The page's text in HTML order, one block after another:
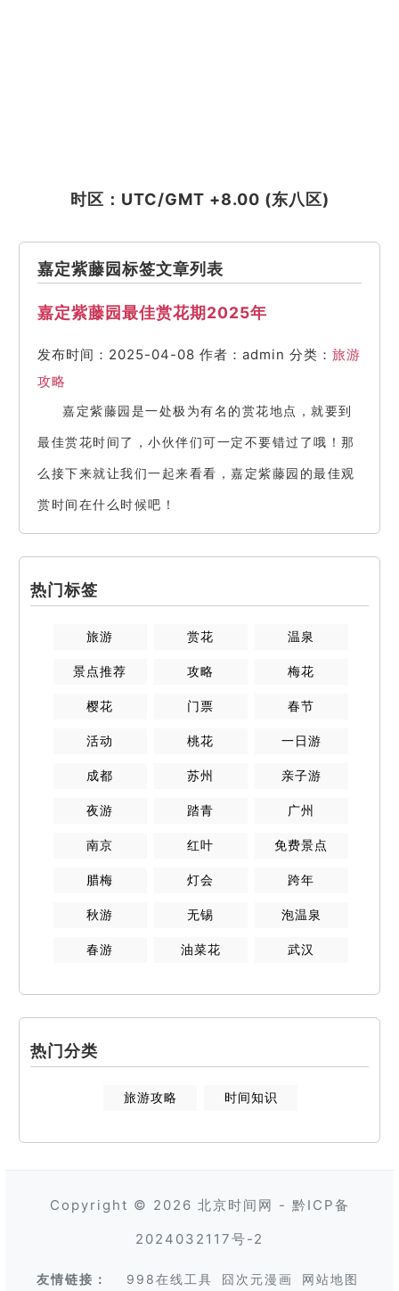
时区：UTC/GMT +8.00 (东八区)
嘉定紫藤园标签文章列表
嘉定紫藤园最佳赏花期2025年
发布时间：2025-04-08 作者：admin 分类： 旅游
攻略
嘉定紫藤园是一处极为有名的赏花地点，就要到
最佳赏花时间了，小伙伴们可一定不要错过了哦！那
么接下来就让我们一起来看看，嘉定紫藤园的最佳观
赏时间在什么时候吧！
热门标签
旅游 赏花 温泉
景点推荐 攻略 梅花
樱花 门票 春节
活动 桃花 一日游
成都 苏州 亲子游
夜游 踏青 广州
南京 红叶 免费景点
腊梅 灯会 跨年
秋游 无锡 泡温泉
春游 油菜花 武汉
热门分类
旅游攻略 时间知识
Copyright © 2026 北京时间网 - 黔ICP备
2024032117号-2
友情链接： 998在线工具 囧次元漫画 网站地图